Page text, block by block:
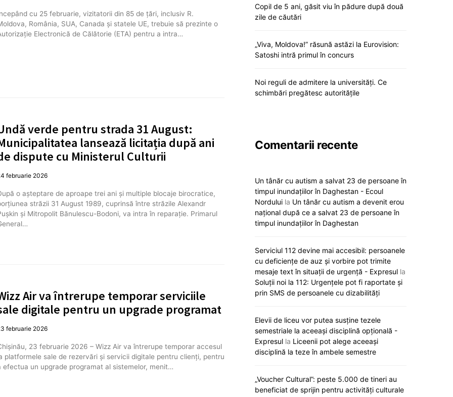
cu 25 februarie, vizitatorii din 85 de țări, inclusiv R.
România, SUA, Canada și statele UE, trebuie să prezinte o
Electronică de Călătorie (ETA) pentru a intra…
verde pentru strada 31 August:
lansează licitația după ani
dispute cu Ministerul Culturii
februarie 2026
o așteptare de aproape trei ani și multiple blocaje birocratice,
străzii 31 August 1989, cuprinsă între străzile Alexandr
și Mitropolit Bănulescu-Bodoni, va intra în reparație. Primarul
Air va întrerupe temporar serviciile
digitale pentru un upgrade programat
februarie 2026
23 februarie 2026 – Wizz Air va întrerupe temporar accesul
platformele sale de rezervări și servicii digitale pentru clienți, pentru
efectua un upgrade programat al sistemelor, menit…
Copil de 5 ani, găsit viu în pădure după două
zile de căutări
„Viva, Moldova!” răsună astăzi la Eurovision:
Satoshi intră primul în concurs
Noi reguli de admitere la universități. Ce
schimbări pregătesc autoritățile
Comentarii recente
Un tânăr cu autism a salvat 23 de persoane în
timpul inundațiilor în Daghestan - Ecoul
Nordului la Un tânăr cu autism a devenit erou
național după ce a salvat 23 de persoane în
timpul inundațiilor în Daghestan
Serviciul 112 devine mai accesibil: persoanele
cu deficiențe de auz și vorbire pot trimite
mesaje text în situații de urgență - Expresul la
Soluții noi la 112: Urgențele pot fi raportate și
prin SMS de persoanele cu dizabilități
Elevii de liceu vor putea susține tezele
semestriale la aceeași disciplină opțională -
Expresul la Liceenii pot alege aceeași
disciplină la teze în ambele semestre
„Voucher Cultural”: peste 5.000 de tineri au
beneficiat de sprijin pentru activități culturale